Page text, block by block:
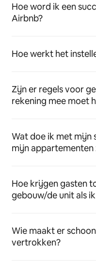
Hoe word ik een
Airbnb?
Hoe werkt het
Zijn er regels voor
rekening mee moet
Wat doe ik met mijn
mijn appartementen
Hoe krijgen gasten
gebouw/de unit als
Wie maakt er
vertrokken?